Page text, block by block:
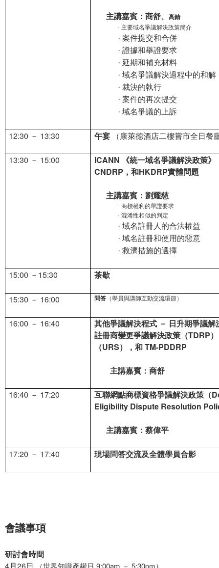
主講嘉賓：商舒、
高錆
· 主要域名爭議解決政策簡介
· 案件提交和合併
· 證據和舉證要求
· 延期和補充材料
· 域名爭議解決過程中的和解
· 裁決的執行
· 案件的再次提交
· 域名爭議的上訴
12:30 － 13:30 午宴 （康萊德酒店二樓嘗市全日餐
13:30 － 15:00
ICANN 《統一域名爭議解決政策》
CNDRP，和HKDRP實體問題
主講嘉賓：劉耀慈
· 商標權利的舉證要求
· 混淆性相似的判定
· 域名註冊人的合法權益
· 域名註冊和使用的惡意
· 救濟措施的選擇
15:00 －15:30 茶歇
15:30 － 16:00 問答 （學員與講師互動交流環節）
16:00 － 16:40
其他爭議解決程式 － 日升期爭議
註冊商變更爭議解決政策（TDRP
（URS），和 TM-PDDRP
主講嘉賓：商舒
16:40 － 17:20
互聯網點商標資格爭議解決政策（
Eligibility Dispute Resolution
主講嘉賓：蔡偉平
17:20 － 17:40 現場問答交流及全體學員合影
會議事項
研討會時間
（世界知識產權日 9:00am － 5:30pm）